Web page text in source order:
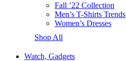
Fall ’22 Collection
Men’s T-Shirts Trends
Women’s Dresses
Shop All
Watch, Gadgets